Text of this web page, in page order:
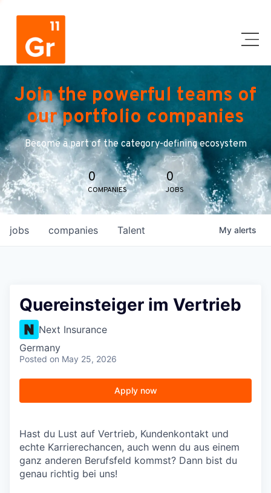
Join the powerful teams of
our portfolio companies
Become a part of the category-defining ecosystem
0
COMPANIES
0
JOBS
jobs companies Talent My alerts
Quereinsteiger im Vertrieb
Next Insurance
Germany
Posted on May 25, 2026
Apply now
Hast du Lust auf Vertrieb, Kundenkontakt und
echte Karrierechancen, auch wenn du aus einem
ganz anderen Berufsfeld kommst? Dann bist du
genau richtig bei uns!